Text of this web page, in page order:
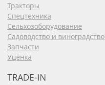
Тракторы
Спецтехника
Сельхозоборудование
Садоводство и виноградство
Запчасти
Уценка
TRADE-IN